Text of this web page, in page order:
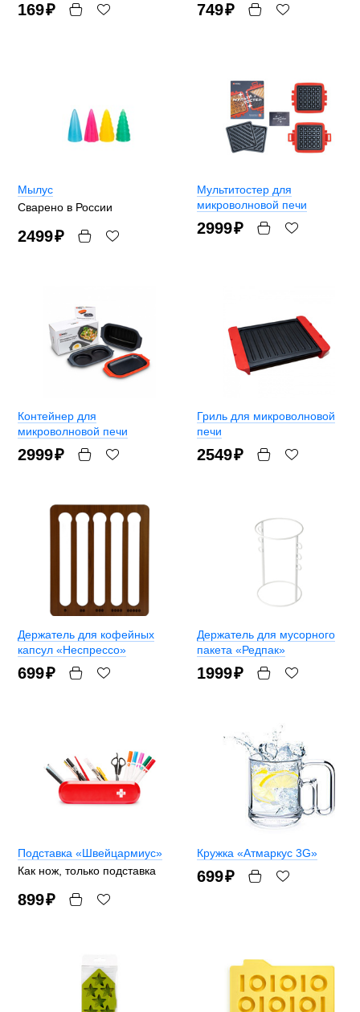
169₽ 749₽
Мылус
Сварено в России
2499₽
Мультитостер для
микроволновой печи
2999₽
Контейнер для
микроволновой печи
2999₽
Гриль для микроволновой
печи
2549₽
Держатель для кофейных
капсул «Неспрессо»
699₽
Держатель для мусорного
пакета «Редпак»
1999₽
Подставка «Швейцармиус»
Как нож, только подставка
899₽
Кружка «Атмаркус 3G»
699₽